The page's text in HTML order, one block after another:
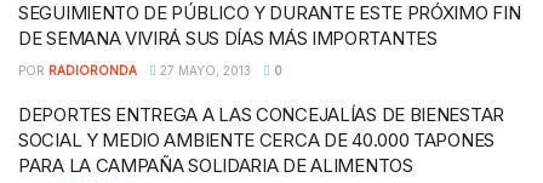
SEGUIMIENTO DE PÚBLICO Y DURANTE ESTE PRÓXIMO FIN
DE SEMANA VIVIRÁ SUS DÍAS MÁS IMPORTANTES
POR RADIORONDA 27 MAYO, 2013 0
DEPORTES ENTREGA A LAS CONCEJALÍAS DE BIENESTAR
SOCIAL Y MEDIO AMBIENTE CERCA DE 40.000 TAPONES
PARA LA CAMPAÑA SOLIDARIA DE ALIMENTOS